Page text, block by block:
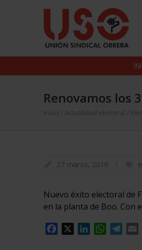
Renovamos los
Inicio Actualidad electoral
27 marzo, 2019
Nuevo éxito electoral de
en la planta de Boo. Con
Facebook
LinkedIn